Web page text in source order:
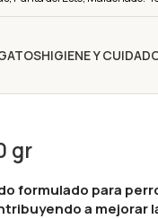
HIGIENE Y
gr
formulado para
a mejorar